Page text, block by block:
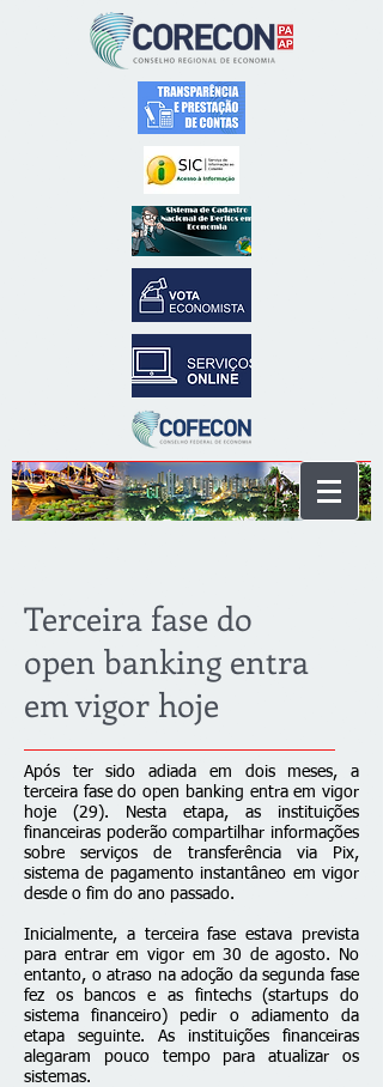
Terceira fase do
open banking entra
em vigor hoje
Após ter sido adiada em dois meses, a
terceira fase do open banking entra em vigor
hoje (29). Nesta etapa, as instituições
financeiras poderão compartilhar informações
sobre serviços de transferência via Pix,
sistema de pagamento instantâneo em vigor
desde o fim do ano passado.
Inicialmente, a terceira fase estava prevista
para entrar em vigor em 30 de agosto. No
entanto, o atraso na adoção da segunda fase
fez os bancos e as fintechs (startups do
sistema financeiro) pedir o adiamento da
etapa seguinte. As instituições financeiras
alegaram pouco tempo para atualizar os
sistemas.